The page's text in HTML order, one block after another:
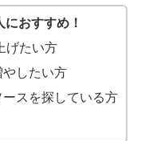
おすすめ！
げたい方
したい方
スを探している方